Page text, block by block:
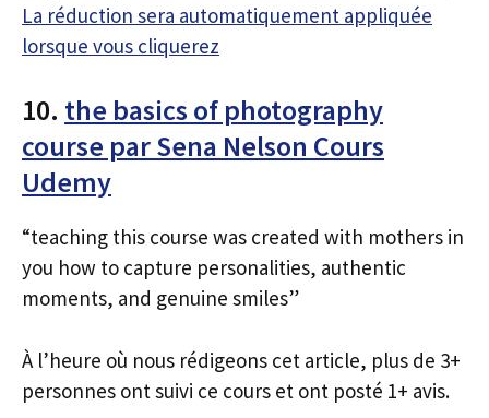
La réduction sera automatiquement appliquée
lorsque vous cliquerez
10. the basics of photography
course par Sena Nelson Cours
Udemy
“teaching this course was created with mothers in
you how to capture personalities, authentic
moments, and genuine smiles”
À l’heure où nous rédigeons cet article, plus de 3+
personnes ont suivi ce cours et ont posté 1+ avis.